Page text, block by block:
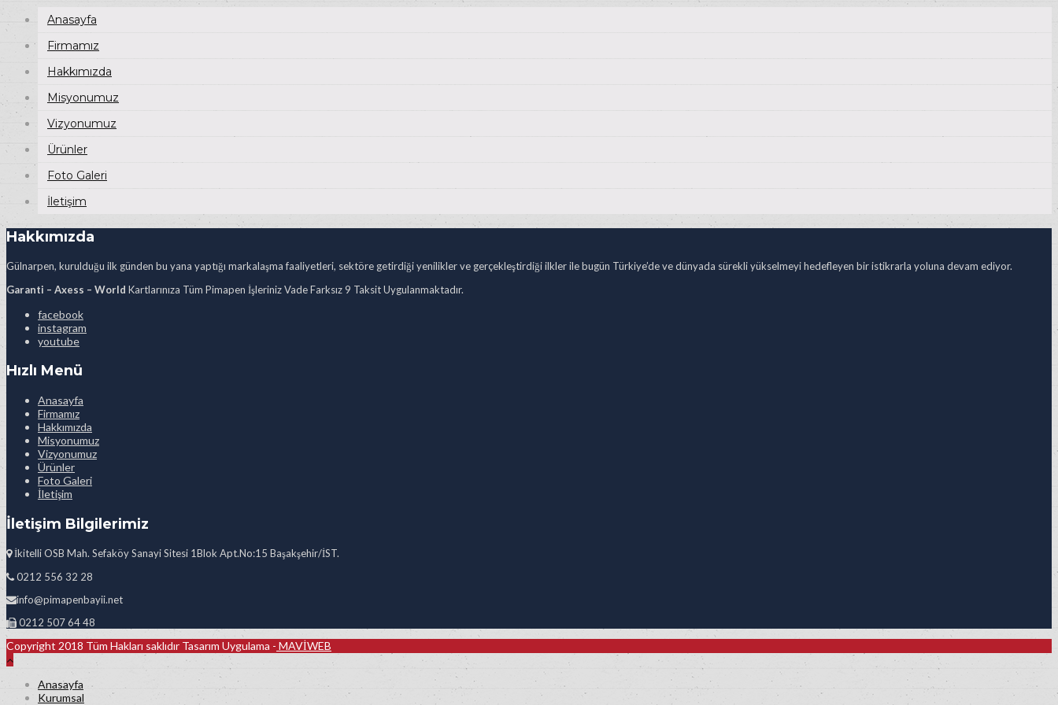
Anasayfa
Firmamız
Hakkımızda
Misyonumuz
Vizyonumuz
Ürünler
Foto Galeri
İletişim
Hakkımızda
Gülnarpen, kurulduğu ilk günden bu yana yaptığı markalaşma faaliyetleri, sektöre getirdiği yenilikler ve gerçekleştirdiği ilkler ile bugün Türkiye’de ve dünyada sürekli yükselmeyi hedefleyen bir istikrarla yoluna devam ediyor.
Garanti – Axess – World Kartlarınıza Tüm Pimapen İşleriniz Vade Farksız 9 Taksit Uygulanmaktadır.
facebook
instagram
youtube
Hızlı Menü
Anasayfa
Firmamız
Hakkımızda
Misyonumuz
Vizyonumuz
Ürünler
Foto Galeri
İletişim
İletişim Bilgilerimiz
İkitelli OSB Mah. Sefaköy Sanayi Sitesi 1Blok Apt.No:15 Başakşehir/İST.
0212 556 32 28
info@pimapenbayii.net
0212 507 64 48
Copyright 2018 Tüm Hakları saklıdır Tasarım Uygulama - MAVİWEB
Anasayfa
Kurumsal